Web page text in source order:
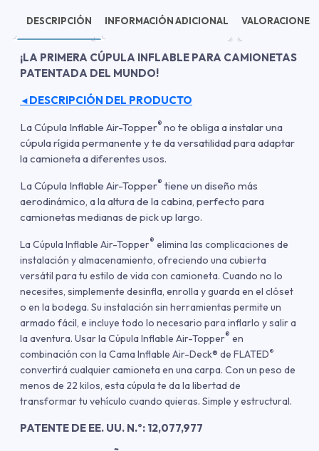
DESCRIPCIÓN INFORMACIÓN ADICIONAL VALORACIONES
¡LA PRIMERA CÚPULA INFLABLE PARA CAMIONETAS
PATENTADA DEL MUNDO!
◄DESCRIPCIÓN DEL PRODUCTO
La Cúpula Inflable Air-Topper® no te obliga a instalar una
cúpula rígida permanente y te da versatilidad para adaptar
la camioneta a diferentes usos.
La Cúpula Inflable Air-Topper® tiene un diseño más
aerodinámico, a la altura de la cabina, perfecto para
camionetas medianas de pick up largo.
La Cúpula Inflable Air-Topper® elimina las complicaciones de
instalación y almacenamiento, ofreciendo una cubierta
versátil para tu estilo de vida con camioneta. Cuando no lo
necesites, simplemente desinfla, enrolla y guarda en el clóset
o en la bodega. Su instalación sin herramientas permite un
armado fácil, e incluye todo lo necesario para inflarlo y salir a
la aventura. Usar la Cúpula Inflable Air-Topper® en
combinación con la Cama Inflable Air-Deck® de FLATED®
convertirá cualquier camioneta en una carpa. Con un peso de
menos de 22 kilos, esta cúpula te da la libertad de
transformar tu vehículo cuando quieras. Simple y estructural.
PATENTE DE EE. UU. N.º: 12,077,977